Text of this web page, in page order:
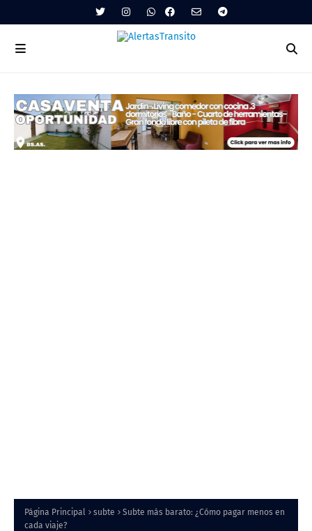
Página Principal subte
Subte más barato: ¿Cómo pagar menos en
cada viaje?